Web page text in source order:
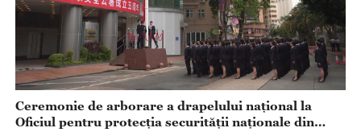
Ceremonie de arborare a drapelului național la
Oficiul pentru protecția securității naționale din